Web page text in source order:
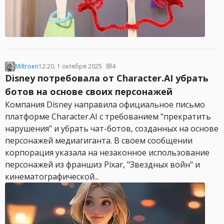
Miltroen12:20, 1 октября 2025 4
Disney потребовала от Character.AI убрать
ботов на основе своих персонажей
Компания Disney направила официальное письмо
платформе Character.AI с требованием "прекратить
нарушения" и убрать чат-ботов, созданных на основе
персонажей медиагиганта. В своем сообщении
корпорация указала на незаконное использование
персонажей из франшиз Pixar, "Звездных войн" и
кинематографической...